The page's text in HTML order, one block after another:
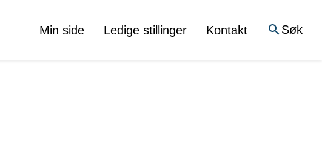
Min side Ledige stillinger Kontakt Søk